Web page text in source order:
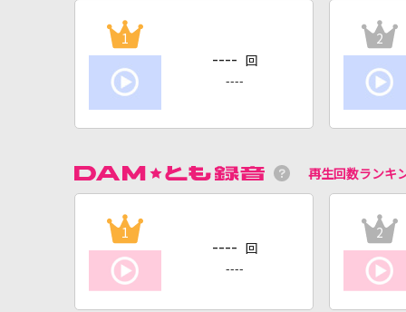
1
---- 回
----
2
再生回数ランキ
1
---- 回
----
2